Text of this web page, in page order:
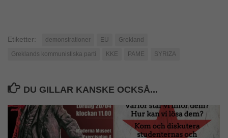
Etiketter: demonstrationer EU
Grekland
Greklands kommunistiska parti
KKE PAME SYRIZA
DU GILLAR KANSKE OCKSÅ...